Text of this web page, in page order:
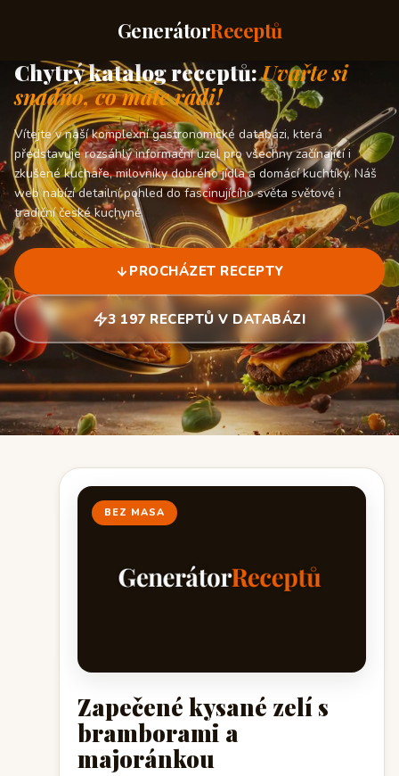
GenerátorReceptů
Chytrý katalog receptů:Uvařte si
snadno, co máte rádi!
Vítejte v naší komplexní gastronomické databázi, která
představuje rozsáhlý informační uzel pro všechny začínající i
zkušené kuchaře, milovníky dobrého jídla a domácí kuchtíky. Náš
web nabízí detailní pohled do fascinujícího světa světové i
tradiční české kuchyně.
PROCHÁZET RECEPTY
3 197 RECEPTŮ V DATABÁZI
BEZ MASA
Zapečené kysané zelí s
bramborami a
majoránkou